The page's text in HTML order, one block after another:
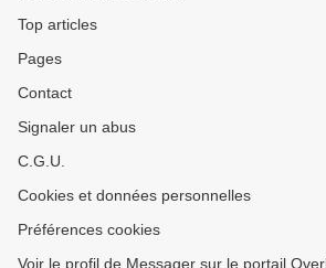
Top articles
Pages
Contact
Signaler un abus
C.G.U.
Cookies et données personnelles
Préférences cookies
Voir le profil de Messager sur le portail